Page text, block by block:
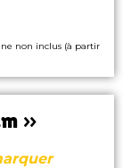
non inclus (à partir
»